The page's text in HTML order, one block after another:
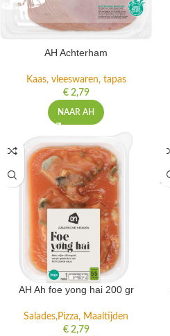
AH Achterham
Kaas, vleeswaren, tapas
€2,79
NAAR AH
AH Ah foe yong hai 200 gr
Salades,Pizza, Maaltijden
€2,79